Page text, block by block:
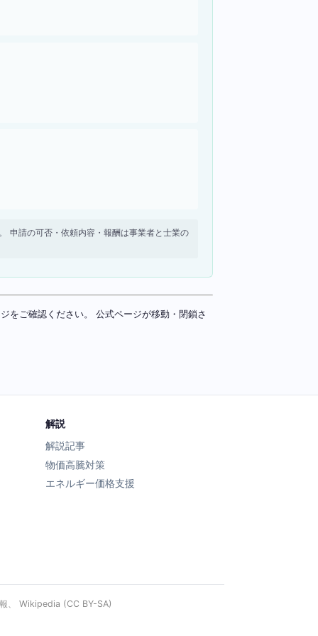
申請の可否・依頼内容・報酬は事業者と士業の
をご確認ください。 公式ページが移動・閉鎖さ
解説
解説記事
物価高騰対策
エネルギー価格支援
、 Wikipedia (CC BY-SA)